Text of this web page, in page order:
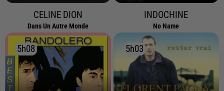
CELINE DION
Dans Un Autre Monde
INDOCHINE
No Name
5h08
5h08 5h03
5h03